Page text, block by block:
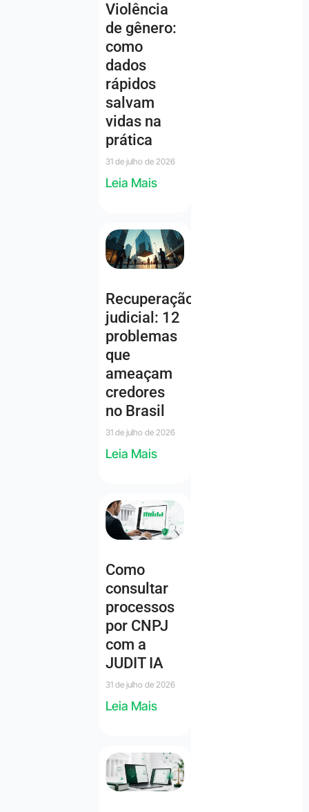
Violência
de gênero:
como
dados
rápidos
salvam
vidas na
prática
31 de julho de 2026
Leia Mais
Recuperação
judicial: 12
problemas
que
ameaçam
credores
no Brasil
31 de julho de 2026
Leia Mais
Como
consultar
processos
por CNPJ
com a
JUDIT IA
31 de julho de 2026
Leia Mais